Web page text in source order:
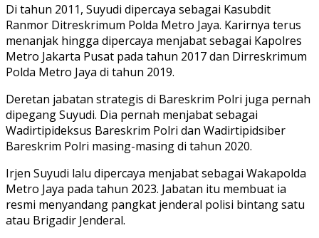
Di tahun 2011, Suyudi dipercaya sebagai Kasubdit
Ranmor Ditreskrimum Polda Metro Jaya. Karirnya terus
menanjak hingga dipercaya menjabat sebagai Kapolres
Metro Jakarta Pusat pada tahun 2017 dan Dirreskrimum
Polda Metro Jaya di tahun 2019.
Deretan jabatan strategis di Bareskrim Polri juga pernah
dipegang Suyudi. Dia pernah menjabat sebagai
Wadirtipideksus Bareskrim Polri dan Wadirtipidsiber
Bareskrim Polri masing-masing di tahun 2020.
Irjen Suyudi lalu dipercaya menjabat sebagai Wakapolda
Metro Jaya pada tahun 2023. Jabatan itu membuat ia
resmi menyandang pangkat jenderal polisi bintang satu
atau Brigadir Jenderal.